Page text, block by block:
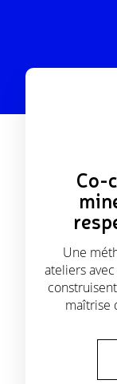
Co-
Une
ateliers
maîtrise